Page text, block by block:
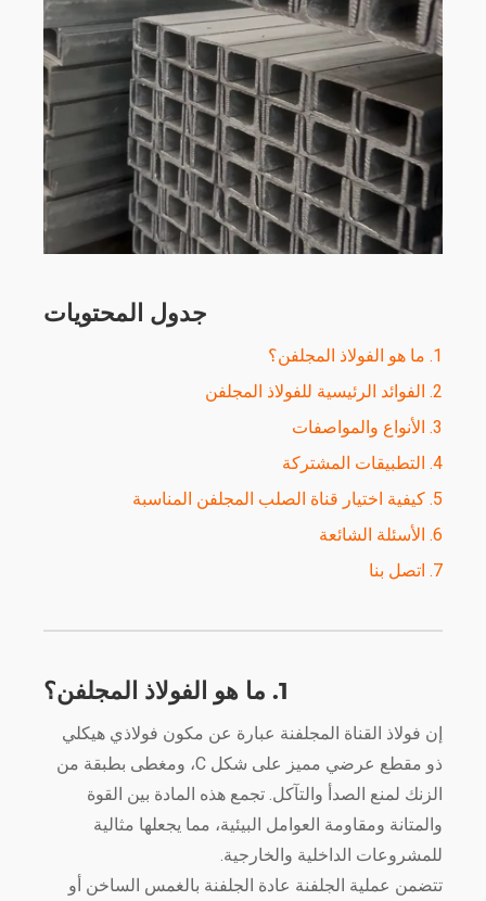
جدول المحتويات
إن فولاذ القناة المجلفنة عبارة عن مكون فولاذي هيكلي
ذو مقطع عرضي مميز على شكل C، ومغطى بطبقة من
الزنك لمنع الصدأ والتآكل. تجمع هذه المادة بين القوة
والمتانة ومقاومة العوامل البيئية، مما يجعلها مثالية
للمشروعات الداخلية والخارجية.
تتضمن عملية الجلفنة عادة الجلفنة بالغمس الساخن أو